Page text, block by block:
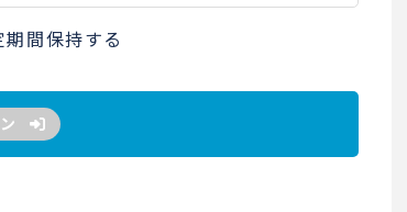
間保持する